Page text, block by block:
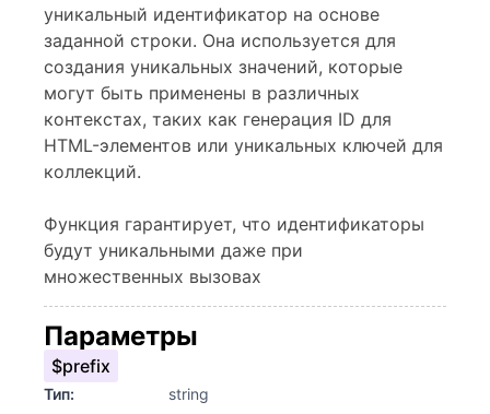
уникальный идентификатор на основе
заданной строки. Она используется для
создания уникальных значений, которые
могут быть применены в различных
контекстах, таких как генерация ID для
HTML-элементов или уникальных ключей для
коллекций.
Функция гарантирует, что идентификаторы
будут уникальными даже при
множественных вызовах
Параметры
$prefix
Тип:
string